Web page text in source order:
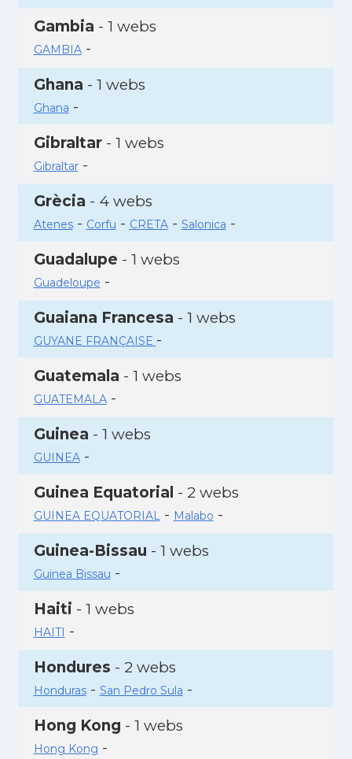
Gambia - 1 webs
GAMBIA-
Ghana - 1 webs
Ghana -
Gibraltar- 1 webs
Gibraltar-
Grècia - 4 webs
Atenes- Corfu - CRETA- Salonica -
Guadalupe - 1 webs
Guadeloupe -
Guaiana Francesa - 1 webs
GUYANE FRANÇAISE -
Guatemala - 1 webs
GUATEMALA-
Guinea - 1 webs
GUINEA-
Guinea Equatorial - 2 webs
GUINEA EQUATORIAL- Malabo -
Guinea-Bissau - 1 webs
Guinea Bissau -
Haiti - 1 webs
HAITI -
Hondures - 2 webs
Honduras- San Pedro Sula -
Hong Kong - 1 webs
Hong Kong -